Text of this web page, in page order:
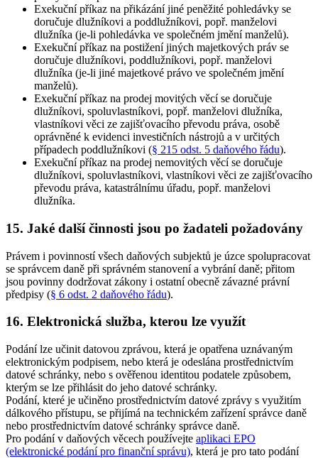
Exekuční příkaz na přikázání jiné peněžité pohledávky se
doručuje dlužníkovi a poddlužníkovi, popř. manželovi
dlužníka (je-li pohledávka ve společném jmění manželů).
Exekuční příkaz na postižení jiných majetkových práv se
doručuje dlužníkovi, poddlužníkovi, popř. manželovi
dlužníka (je-li jiné majetkové právo ve společném jmění
manželů).
Exekuční příkaz na prodej movitých věcí se doručuje
dlužníkovi, spoluvlastníkovi, popř. manželovi dlužníka,
vlastníkovi věci ze zajišťovacího převodu práva, osobě
oprávněné k evidenci investičních nástrojů a v určitých
případech poddlužníkovi (§ 215 odst. 5 daňového řádu).
Exekuční příkaz na prodej nemovitých věcí se doručuje
dlužníkovi, spoluvlastníkovi, vlastníkovi věci ze zajišťovacího
převodu práva, katastrálnímu úřadu, popř. manželovi
dlužníka.
15. Jaké další činnosti jsou po žadateli požadovány
Právem i povinností všech daňových subjektů je úzce spolupracovat
se správcem daně při správném stanovení a vybrání daně; přitom
jsou povinny dodržovat zákony i ostatní obecně závazné právní
předpisy (§ 6 odst. 2 daňového řádu).
16. Elektronická služba, kterou lze využít
Podání lze učinit datovou zprávou, která je opatřena uznávaným
elektronickým podpisem, nebo která je odeslána prostřednictvím
datové schránky, nebo s ověřenou identitou podatele způsobem,
kterým se lze přihlásit do jeho datové schránky.
Podání, které je učiněno prostřednictvím datové zprávy s využitím
dálkového přístupu, se přijímá na technickém zařízení správce daně
nebo prostřednictvím datové schránky správce daně.
Pro podání v daňových věcech používejte aplikaci EPO
(elektronické podání pro finanční správu), která je pro tato podání